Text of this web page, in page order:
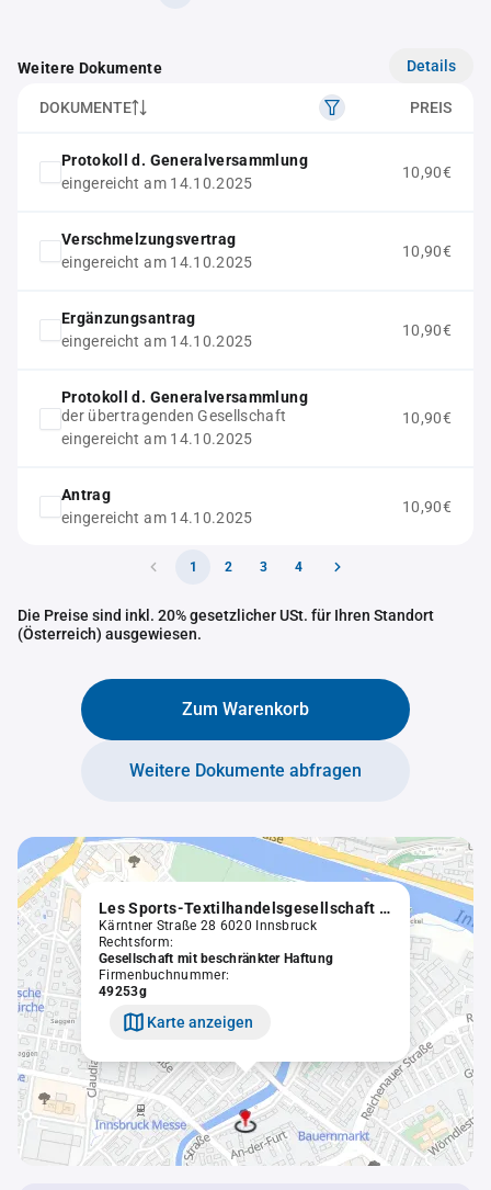
Weitere Dokumente Details
DOKUMENTE PREIS
Protokoll d. Generalversammlung
eingereicht am 14.10.2025
10,90€
Verschmelzungsvertrag
eingereicht am 14.10.2025
10,90€
Ergänzungsantrag
eingereicht am 14.10.2025
10,90€
Protokoll d. Generalversammlung
der übertragenden Gesellschaft
eingereicht am 14.10.2025
10,90€
Antrag
eingereicht am 14.10.2025
10,90€
1 2 3 4
Die Preise sind inkl. 20% gesetzlicher USt. für Ihren Standort
(Österreich) ausgewiesen.
Zum Warenkorb
Weitere Dokumente abfragen
Les Sports-Textilhandelsgesellschaft m.b.H.
Kärntner Straße 28 6020 Innsbruck
Rechtsform:
Gesellschaft mit beschränkter Haftung
Firmenbuchnummer:
49253g
Karte anzeigen